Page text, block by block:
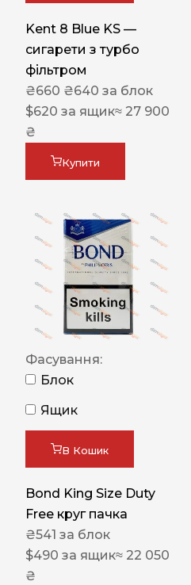
Kent 8 Blue KS —
сигарети з турбо
фільтром
₴660 ₴640 за блок
$620 за ящик≈ 27 900
₴
Купити
Фасування:
Блок
Ящик
В Кошик
Bond King Size Duty
Free круг пачка
₴541 за блок
$490 за ящик≈ 22 050
₴